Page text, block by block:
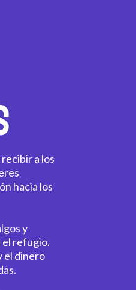
a los
hacia los
y
el refugio.
el dinero